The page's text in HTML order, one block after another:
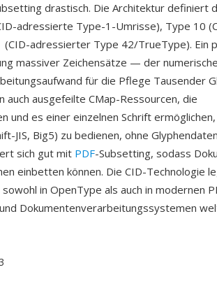
drastisch. Die Architektur definiert
adressierte Type-1-Umrisse), Type 10
adressierter Type 42/TrueType). Ein
massiver Zeichensätze — der
für die Pflege Tausender
ausgefeilte CMap-Ressourcen, die
und es einer einzelnen Schrift
JIS, Big5) zu bedienen, ohne
sich gut mit PDF-Subsetting, sodass
einbetten können. Die CID-Technologie
in OpenType als auch in modernen
Dokumentenverarbeitungssystemen